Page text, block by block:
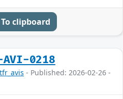
To clipboard
AVI-0218
- Published: 2026-02-26 -